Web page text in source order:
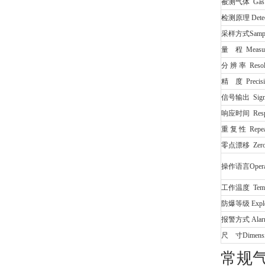
被测气体 Gas
检测原理
采样方式
量 程
分 辨 率
精 度
信号输出
响应时间
重 复 性
零点漂移
操作语言
工作温度
防爆等级
报警方式
尺 寸
常规